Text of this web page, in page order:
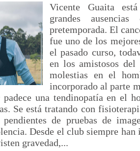
Vicente Guaita
grandes
pretemporada. El
fue uno de los
el pasado curso,
en los amistosos del
molestias en el
incorporado al parte
una tendinopatía en el
Se está tratando con
de pruebas de
Desde el club siempre
gravedad,...